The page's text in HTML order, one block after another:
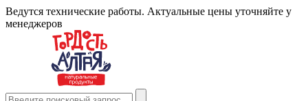
Ведутся технические работы. Актуальные цены уточняйте у
менеджеров